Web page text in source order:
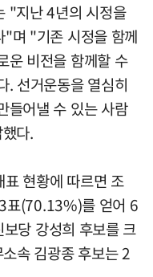
"지난 4년의 시정을
"며 "기존 시정을 함께
운 비전을 함께할 수
. 선거운동을 열심히
들어낼 수 있는 사람
다.
현황에 따르면 조
표(70.13%)를 얻어 6
당 강성희 후보를 크
속 김광종 후보는 2